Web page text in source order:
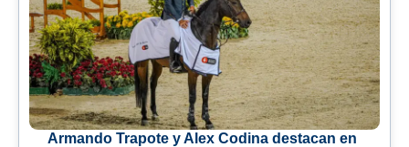
Armando Trapote y Alex Codina destacan en